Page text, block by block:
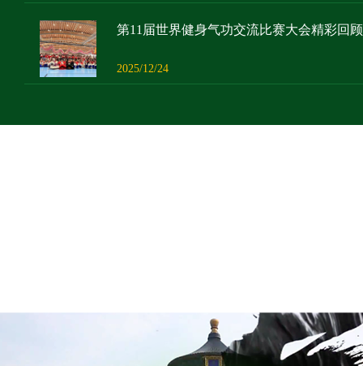
第11届世界健身气功交流比赛大会精彩回顾
2025/12/24